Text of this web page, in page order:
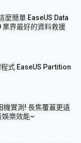
麼簡單 EaseUS Data
界最好的資料救援
式 EaseUS Partition
機實測! 長焦覆蓋更遠
娛樂效能~